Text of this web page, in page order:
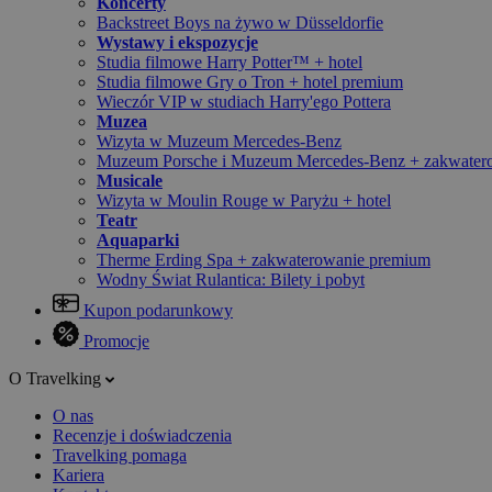
Backstreet Boys na żywo w Düsseldorfie
Wystawy i ekspozycje
Studia filmowe Harry Potter™ + hotel
Studia filmowe Gry o Tron + hotel premium
Wieczór VIP w studiach Harry'ego Pottera
Muzea
Wizyta w Muzeum Mercedes-Benz
Muzeum Porsche i Muzeum Mercedes-Benz +
Musicale
Wizyta w Moulin Rouge w Paryżu + hotel
Teatr
Aquaparki
Therme Erding Spa + zakwaterowanie premium
Wodny Świat Rulantica: Bilety i pobyt
Kupon podarunkowy
Promocje
O Travelking
O nas
Recenzje i doświadczenia
Travelking pomaga
Kariera